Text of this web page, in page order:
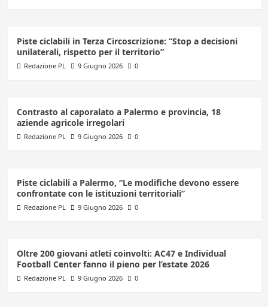
Piste ciclabili in Terza Circoscrizione: “Stop a decisioni
unilaterali, rispetto per il territorio”
Redazione PL 9 Giugno 2026 0
Contrasto al caporalato a Palermo e provincia, 18
aziende agricole irregolari
Redazione PL 9 Giugno 2026 0
Piste ciclabili a Palermo, “Le modifiche devono essere
confrontate con le istituzioni territoriali”
Redazione PL 9 Giugno 2026 0
Oltre 200 giovani atleti coinvolti: AC47 e Individual
Football Center fanno il pieno per l’estate 2026
Redazione PL 9 Giugno 2026 0